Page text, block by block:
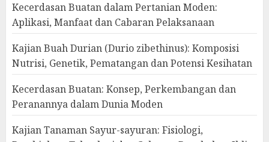
Kecerdasan Buatan dalam Pertanian Moden:
Aplikasi, Manfaat dan Cabaran Pelaksanaan
Kajian Buah Durian (Durio zibethinus): Komposisi
Nutrisi, Genetik, Pematangan dan Potensi Kesihatan
Kecerdasan Buatan: Konsep, Perkembangan dan
Peranannya dalam Dunia Moden
Kajian Tanaman Sayur-sayuran: Fisiologi,